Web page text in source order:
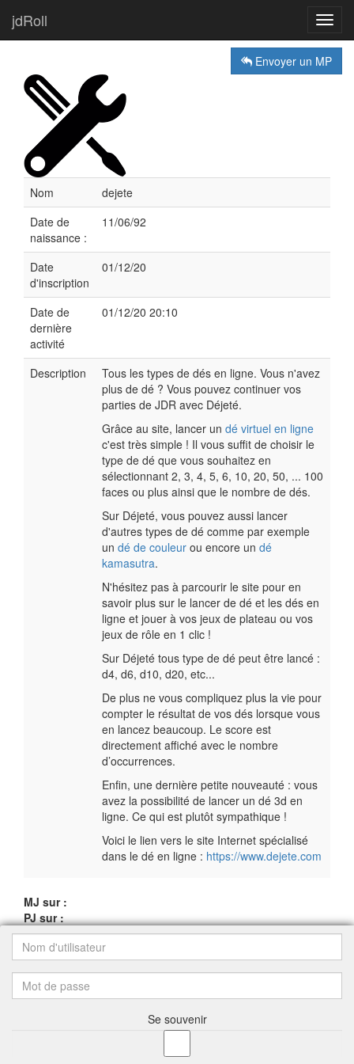
jdRoll
Envoyer un MP
Nom
dejete
Date de
naissance :
11/06/92
Date
d'inscription
01/12/20
Date de
dernière
activité
01/12/20 20:10
Description
Tous les types de dés en ligne. Vous n'avez
plus de dé ? Vous pouvez continuer vos
parties de JDR avec Déjeté.
Grâce au site, lancer un dé virtuel en ligne
c'est très simple ! Il vous suffit de choisir le
type de dé que vous souhaitez en
sélectionnant 2, 3, 4, 5, 6, 10, 20, 50, ... 100
faces ou plus ainsi que le nombre de dés.
Sur Déjeté, vous pouvez aussi lancer
d'autres types de dé comme par exemple
un dé de couleur ou encore un dé
kamasutra.
N'hésitez pas à parcourir le site pour en
savoir plus sur le lancer de dé et les dés en
ligne et jouer à vos jeux de plateau ou vos
jeux de rôle en 1 clic !
Sur Déjeté tous type de dé peut être lancé :
d4, d6, d10, d20, etc...
De plus ne vous compliquez plus la vie pour
compter le résultat de vos dés lorsque vous
en lancez beaucoup. Le score est
directement affiché avec le nombre
d’occurrences.
Enfin, une dernière petite nouveauté : vous
avez la possibilité de lancer un dé 3d en
ligne. Ce qui est plutôt sympathique !
Voici le lien vers le site Internet spécialisé
dans le dé en ligne : https://www.dejete.com
MJ sur :
PJ sur :
Se souvenir